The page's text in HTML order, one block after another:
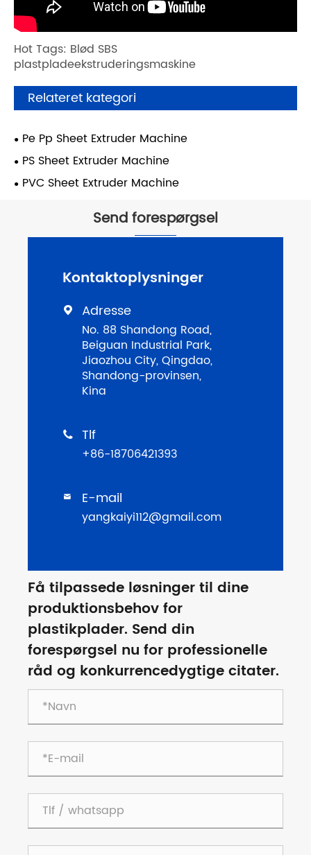
Hot Tags: Blød SBS
plastpladeekstruderingsmaskine
Relateret kategori
Pe Pp Sheet Extruder Machine
PS Sheet Extruder Machine
PVC Sheet Extruder Machine
Send forespørgsel
Kontaktoplysninger
 Adresse
No. 88 Shandong Road,
Beiguan Industrial Park,
Jiaozhou City, Qingdao,
Shandong-provinsen,
Kina
 Tlf
+86-18706421393
 E-mail
yangkaiyi112@gmail.com
Få tilpassede løsninger til dine
produktionsbehov for
plastikplader. Send din
forespørgsel nu for professionelle
råd og konkurrencedygtige citater.